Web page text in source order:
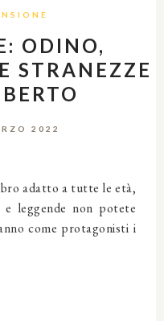
ODINO,
STRANEZZE
2022
adatto a tutte le età,
leggende non potete
come protagonisti i